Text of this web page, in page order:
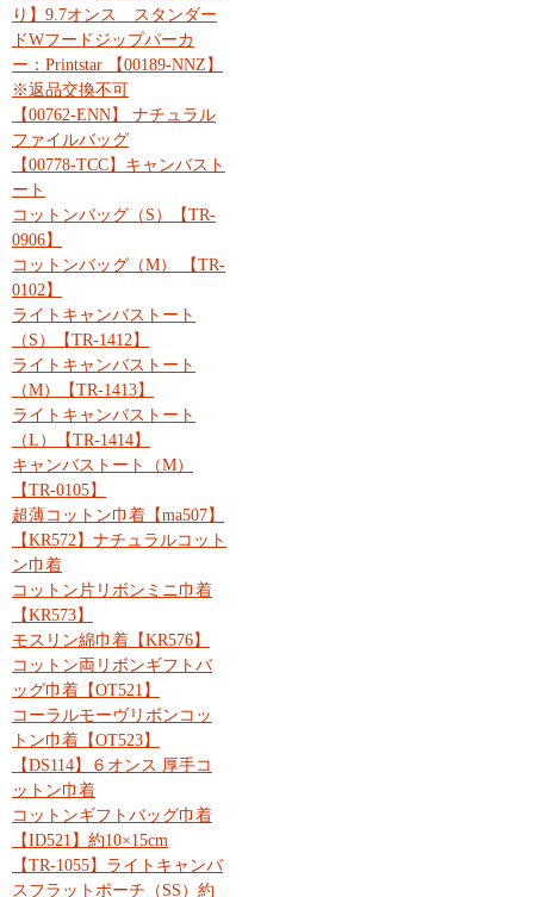
り】9.7オンス スタンダー
ドWフードジップパーカ
ー：Printstar 【00189-NNZ】
※返品交換不可
【00762-ENN】 ナチュラル
ファイルバッグ
【00778-TCC】キャンバスト
ート
コットンバッグ（S）【TR-
0906】
コットンバッグ（M） 【TR-
0102】
ライトキャンバストート
（S）【TR-1412】
ライトキャンバストート
（M）【TR-1413】
ライトキャンバストート
（L）【TR-1414】
キャンバストート（M）
【TR-0105】
超薄コットン巾着【ma507】
【KR572】ナチュラルコット
ン巾着
コットン片リボンミニ巾着
【KR573】
モスリン綿巾着【KR576】
コットン両リボンギフトバ
ッグ巾着【OT521】
コーラルモーヴリボンコッ
トン巾着【OT523】
【DS114】６オンス 厚手コ
ットン巾着
コットンギフトバッグ巾着
【ID521】約10×15cm
【TR-1055】ライトキャンバ
スフラットポーチ（SS）約